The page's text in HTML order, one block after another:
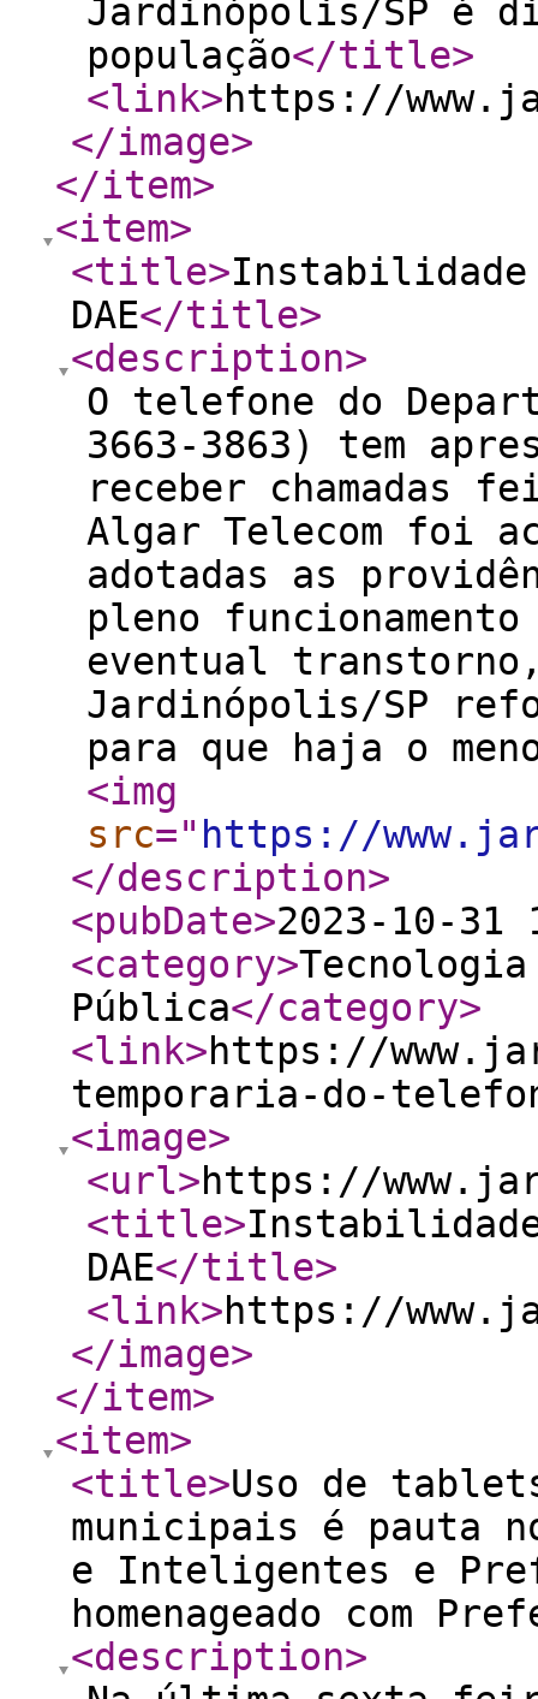
Jardinópolis/SP é
população</title>
<link>https://
</image>
</item>
<item>
<title>Instabilidade
DAE</title>
<description>
O telefone do
3663-3863) tem
receber chamadas
Algar Telecom foi
adotadas as
pleno
eventual
Jardinópolis/SP
para que haja o
<img
src=" https://
</description>
<pubDate>2023-10-31
<category>
Pública</category>
<link>https://
temporaria-do-
<image>
<url>https://
<title>
DAE</title>
<link>https://
</image>
</item>
<item>
<title>Uso de
municipais é pauta
e Inteligentes e
homenageado com
<description>